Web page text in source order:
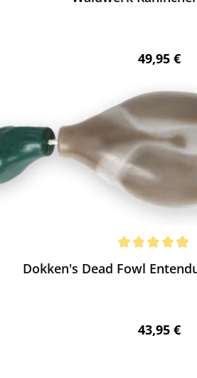
Regulärer
49,95 €
Dokken's Dead Fowl
Regulärer
43,95 €